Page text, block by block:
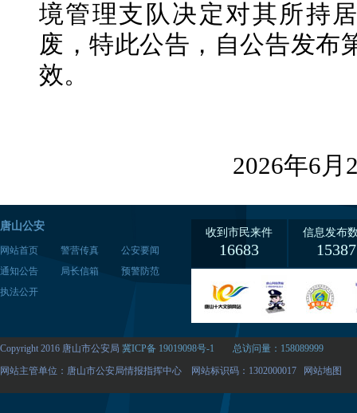
境管理支队决定对其所持
废，特此公告，自公告发布
效。
2026年6月
唐山公安
网站首页 警营传真
公安要闻
通知公告
局长信箱
预警防范
执法公开
收到市民来件
16683
信息发布
15387
Copyright 2016 唐山市公安局 冀ICP备 19019098号-1
总访问量：158089999
网站主管单位：唐山市公安局情报指挥中心 网站标识码：1302000017
网站地图